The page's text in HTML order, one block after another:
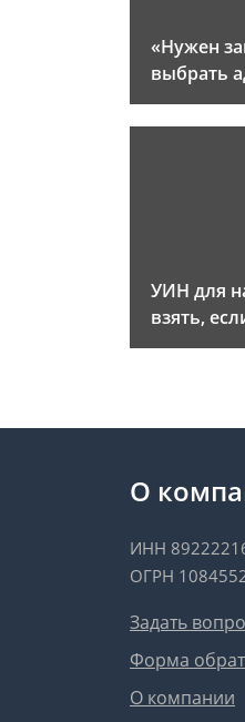
«Нужен
выбрать
УИН для
взять,
О
ИНН
ОГРН
Задать
Форма
О компании